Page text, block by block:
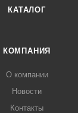
КАТАЛОГ
КОМПАНИЯ
О компании
Новости
Контакты